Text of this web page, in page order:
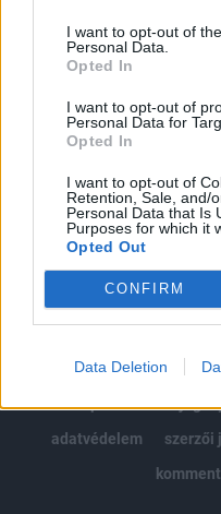
I want to opt-out of
Personal Data.
Opted In
I want to opt-out of
Personal Data for
Opted In
I want to opt-out of
Retention, Sale, and/
Personal Data that Is
Purposes for which it
Opted Out
CONFIRM
Data Deletion
Kötéslisták: BÉT
kötéslistái
MÁR ELŐFIZETŐNK
©
impresszum
jogi
adatvédelem
szerzői